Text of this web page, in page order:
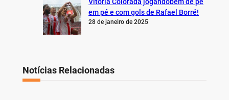
Vitória Colorada jogandobem de pé
em pé e com gols de Rafael Borré!
28 de janeiro de 2025
Notícias Relacionadas